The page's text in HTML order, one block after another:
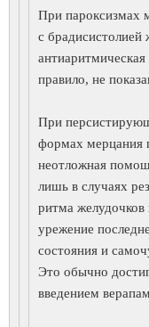
При пароксизмах
с брадисистолией
антиаритмическая
правило, не
При
формах мерцания
неотложная
лишь в случаях
ритма
урежение
состояния и
Это обычно
введением